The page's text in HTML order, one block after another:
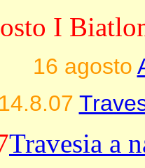
I
16 agosto
14.8.07
Travesia a